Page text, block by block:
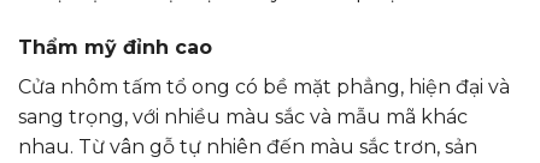
Thẩm mỹ đỉnh cao
Cửa nhôm tấm tổ ong có bề mặt phẳng, hiện đại và
sang trọng, với nhiều màu sắc và mẫu mã khác
nhau. Từ vân gỗ tự nhiên đến màu sắc trơn, sản